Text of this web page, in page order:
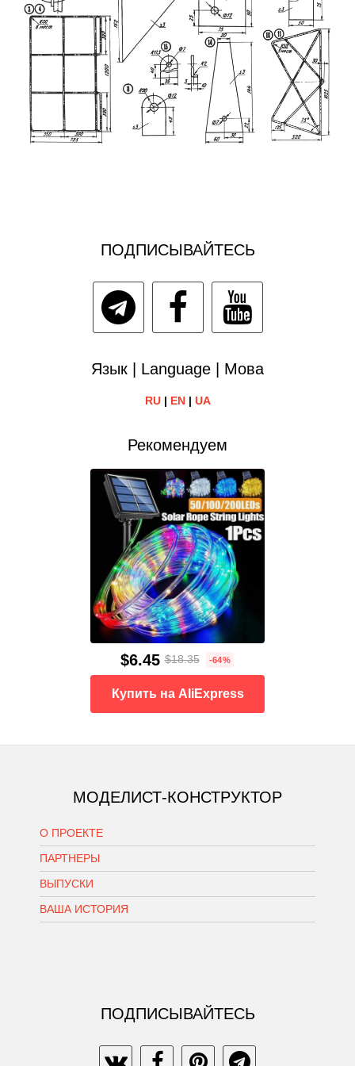
ПОДПИСЫВАЙТЕСЬ
Язык | Language | Мова
RU| EN| UA
Рекомендуем
$6.45 $18.35 -64%
Купить на AliExpress
МОДЕЛИСТ-КОНСТРУКТОР
О ПРОЕКТЕ
ПАРТНЕРЫ
ВЫПУСКИ
ВАША ИСТОРИЯ
ПОДПИСЫВАЙТЕСЬ